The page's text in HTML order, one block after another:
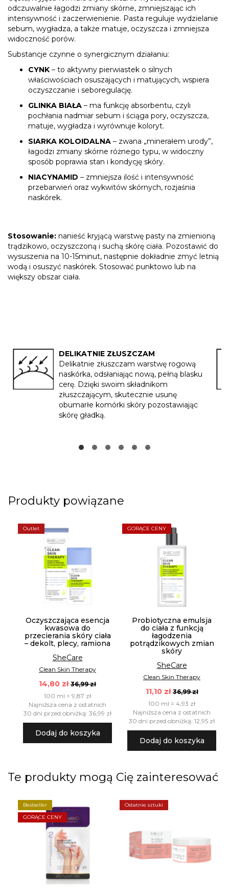
odczuwalnie łagodzi zmiany skórne, zmniejszając ich
intensywność i zaczerwienienie. Pasta reguluje wydzielanie
sebum, wygładza, a także matuje, oczyszcza i zmniejsza
widoczność porów.
Substancje czynne o synergicznym działaniu:
CYNK – to aktywny pierwiastek o silnych
właściwościach osuszających i matujących, wspiera
oczyszczanie i seboregulację.
GLINKA BIAŁA – ma funkcję absorbentu, czyli
pochłania nadmiar sebum i ściąga pory, oczyszcza,
matuje, wygładza i wyrównuje koloryt.
SIARKA KOLOIDALNA – zwana „minerałem urody”,
łagodzi zmiany skórne różnego typu, w widoczny
sposób poprawia stan i kondycję skóry.
NIACYNAMID – zmniejsza ilość i intensywność
przebarwień oraz wykwitów skórnych, rozjaśnia
naskórek.
Stosowanie: nanieść kryjącą warstwę pasty na zmienioną
trądzikowo, oczyszczoną i suchą skórę ciała. Pozostawić do
wysuszenia na 10-15minut, następnie dokładnie zmyć letnią
wodą i osuszyć naskórek. Stosować punktowo lub na
większy obszar ciała.
DELIKATNIE ZŁUSZCZAM
Delikatnie złuszczam warstwę rogową
naskórka, odsłaniając nową, pełną blasku
cerę. Dzięki swoim składnikom
złuszczającym, skutecznie usunę
obumarłe komórki skóry pozostawiając
skórę gładką.
Produkty powiązane
Outlet
Oczyszczająca esencja
kwasowa do
przecierania skóry ciała
– dekolt, plecy, ramiona
SheCare
Clean Skin Therapy
14,80 zł 36,99 zł
100 ml = 9,87 zł
Najniższa cena z ostatnich
30 dni przed obniżką: 36,99 zł
Dodaj do koszyka
GORĄCE CENY
Probiotyczna emulsja
do ciała z funkcją
łagodzenia
potrądzikowych zmian
skóry
SheCare
Clean Skin Therapy
11,10 zł 36,99 zł
100 ml = 4,93 zł
Najniższa cena z ostatnich
30 dni przed obniżką: 12,95 zł
Dodaj do koszyka
Te produkty mogą Cię zainteresować
Bestseller
GORĄCE CENY
Ostatnie sztuki